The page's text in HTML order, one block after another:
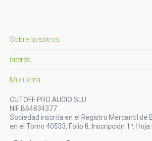
Sobre nosotros
Interés
Mi cuenta
CUTOFF PRO AUDIO SLU
NIF B64834377
Sociedad inscrita en el Registro Mercantil de
en el Tomo 40533, Folio 8, Inscripción 1ª, Hoja